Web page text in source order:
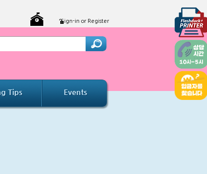
Sign-in or Register